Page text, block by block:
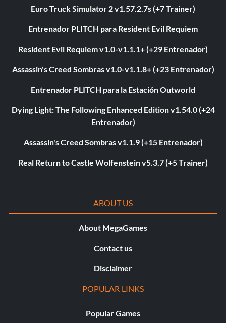
Euro Truck Simulator 2 v1.57.2.7s (+7 Trainer)
Entrenador PLITCH para Resident Evil Requiem
Resident Evil Requiem v1.0-v1.1.1+ (+29 Entrenador)
Assassin's Creed Sombras v1.0-v1.1.8+ (+23 Entrenador)
Entrenador PLITCH para la Estación Outworld
Dying Light: The Following Enhanced Edition v1.54.0 (+24
Entrenador)
Assassin's Creed Sombras v1.1.9 (+15 Entrenador)
Real Return to Castle Wolfenstein v5.3.7 (+5 Trainer)
ABOUT US
About MegaGames
Contact us
Disclaimer
POPULAR LINKS
Popular Games